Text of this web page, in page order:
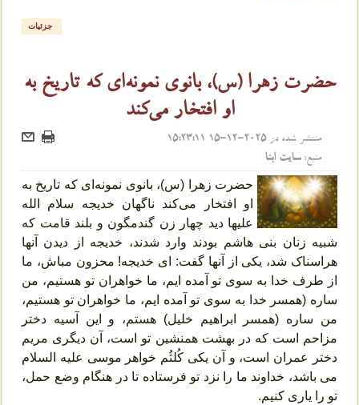
جزئیات
حضرت زهرا (س)، بانوی نمونه‌ای که تاریخ به
او افتخار می‌کند
منتشر شده در2025-12-15 15:23:11
منبع:سایت ابنا
حضرت زهرا (س)، بانوی نمونه‌ای که تاریخ به
او افتخار می‌کند ناگهان خدیجه سلام الله
علیها دید چهار زن گندمگون و بلند قامت که
شبیه زنان بنی هاشم بودند وارد شدند، خدیجه از دیدن آنها
هراسناک شد، یکی از آنها گفت: ای خدیجه! محزون مباش، ما
از طرف خدا به سوی تو آمده ایم، ما خواهران تو هستیم، من
ساره (همسر خدا به سوی تو آمده ایم، ما خواهران تو هستیم،
من ساره (همسر ابراهیم خلیل) هستم، و این آسیه دختر
مزاحم است که در بهشت همنشین تو است، آن دیگری مریم
دختر عمران است، و آن یکی کُلثُم خواهر موسی علیه السلام
می باشد، خداوند ما را نزد تو فرستاده تا در هنگام وضع حمل،
تو را یاری کنیم.